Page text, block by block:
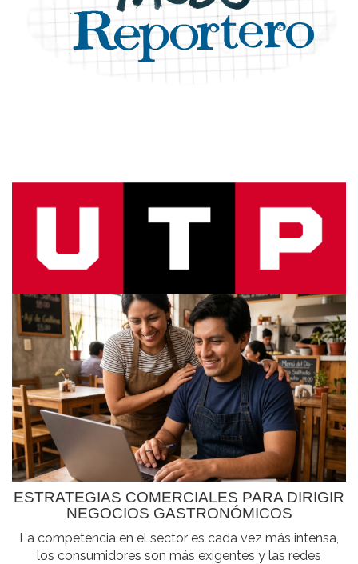
ESTRATEGIAS COMERCIALES PARA DIRIGIR
NEGOCIOS GASTRONÓMICOS
La competencia en el sector es cada vez más intensa,
los consumidores son más exigentes y las redes